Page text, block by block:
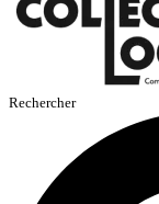
Rechercher